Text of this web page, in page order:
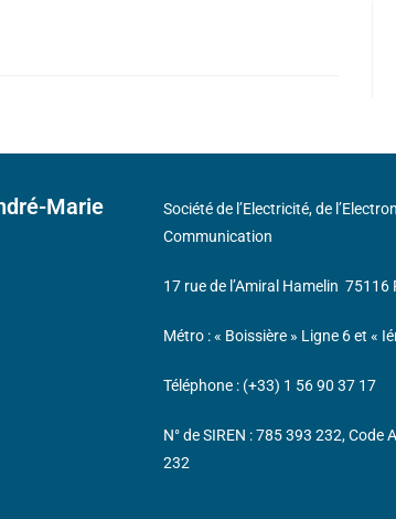
Marie
Société de l’Electricité, de
Communication
17 rue de l’Amiral Hamelin 75116
Métro : « Boissière » Ligne 6 et «
Téléphone : (+33) 1 56 90 37 17
N° de SIREN : 785 393 232,
232